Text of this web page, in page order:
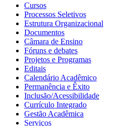
Cursos
Processos Seletivos
Estrutura Organizacional
Documentos
Câmara de Ensino
Fóruns e debates
Projetos e Programas
Editais
Calendário Acadêmico
Permanência e Êxito
Inclusão/Acessibilidade
Currículo Integrado
Gestão Acadêmica
Serviços